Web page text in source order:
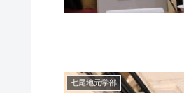
七尾地元学部